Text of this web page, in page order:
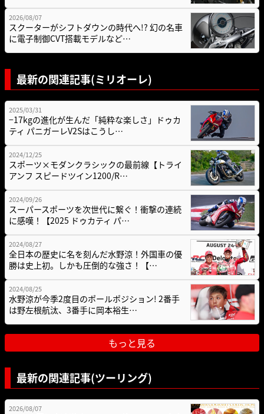
2026/08/07
スクーターがシフトダウンの時代へ!? 幻の名車
に電子制御CVT搭載モデルなど…
最新の関連記事(ミリオーレ)
2025/03/31
−17kgの進化が生んだ「純粋な楽しさ」ドゥカ
ティ パニガーレV2Sはこうし…
2024/12/25
スポーツ×モダンクラシックの最前線【トライ
アンフ スピードツイン1200/R…
2024/09/26
スーパースポーツを次世代に繋ぐ！衝撃の連続
に感嘆！【2025 ドゥカティ パ…
2024/08/27
全日本の歴史に名を刻んだ水野涼！外国車の優
勝は史上初。しかも圧倒的な強さ！【…
2024/08/25
水野涼が今季2度目のポールポジション! 2番手
は野左根航汰、3番手に岡本裕生…
もっと見る
最新の関連記事(ツーリング)
2026/08/07